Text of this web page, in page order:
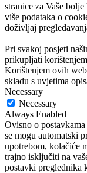
stranice za Vaše
više podataka o
doživljaj
Pri svakoj posjeti
prikupljati
Korištenjem ovih
skladu s uvjetima
Necessary
Necessary
Always Enabled
Ovisno o
se mogu automatski
upotrebom, kolačiće
trajno isključiti na
postavki preglednika